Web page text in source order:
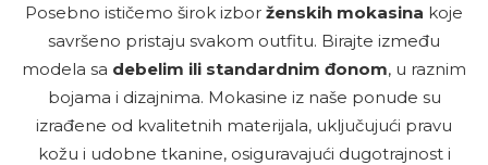
Posebno ističemo širok izbor ženskih mokasina koje
savršeno pristaju svakom outfitu. Birajte između
modela sa debelim ili standardnim đonom, u raznim
bojama i dizajnima. Mokasine iz naše ponude su
izrađene od kvalitetnih materijala, uključujući pravu
kožu i udobne tkanine, osiguravajući dugotrajnost i